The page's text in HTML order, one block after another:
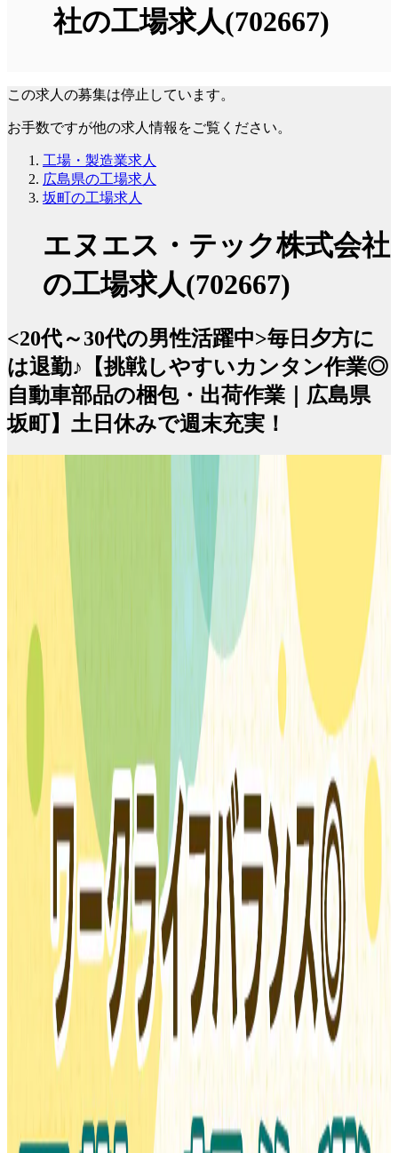
社の工場求人(702667)
この求人の募集は停止しています。
お手数ですが他の求人情報をご覧ください。
工場・製造業求人
広島県の工場求人
坂町の工場求人
エヌエス・テック株式会社
の工場求人(702667)
<20代～30代の男性活躍中>毎日夕方に
は退勤♪【挑戦しやすいカンタン作業◎
自動車部品の梱包・出荷作業｜広島県
坂町】土日休みで週末充実！